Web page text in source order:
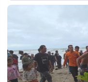
EDITORIAL
DAERAH
MANCA SPORT